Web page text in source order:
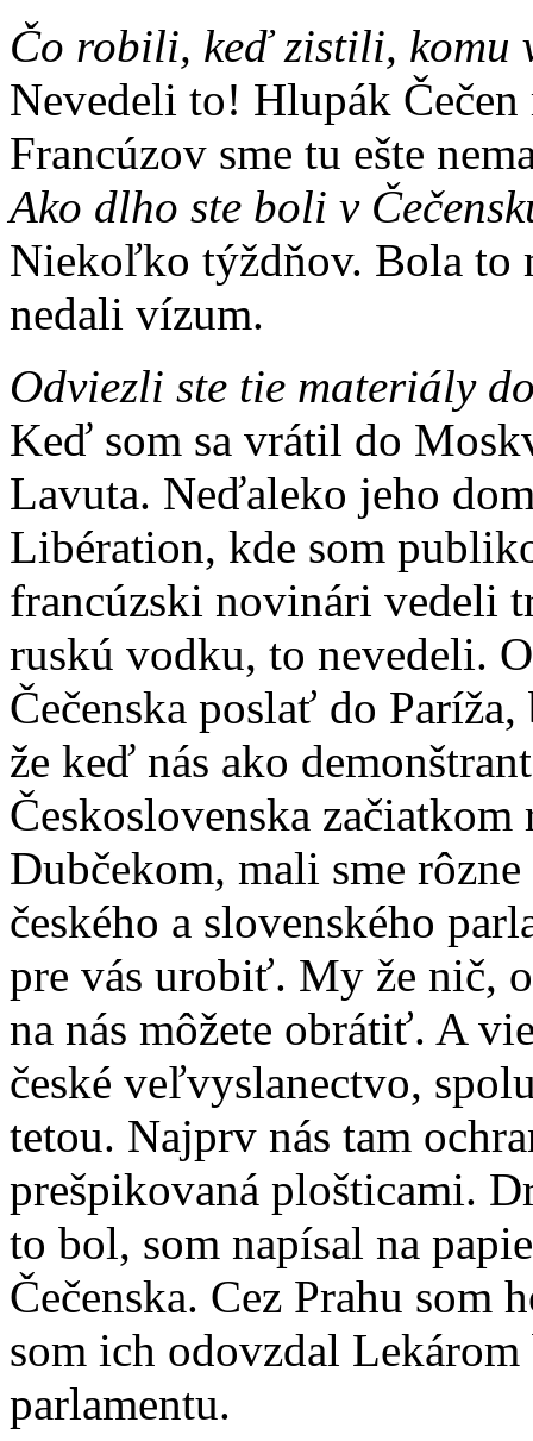
Čo robili, keď zistili, komu
Nevedeli to! Hlupák
Francúzov sme tu ešte
Ako dlho ste boli v
Niekoľko týždňov. Bola to
nedali vízum.
Odviezli ste tie materiály
Keď som sa vrátil do
Lavuta. Neďaleko jeho
Libération, kde som
francúzski novinári vedeli
ruskú vodku, to nevedeli.
Čečenska poslať do
že keď nás ako
Československa
Dubčekom, mali sme
českého a slovenského
pre vás urobiť. My že nič,
na nás môžete obrátiť. A
české veľvyslanectvo,
tetou. Najprv nás tam
prešpikovaná plošticami.
to bol, som napísal na
Čečenska. Cez Prahu som
som ich odovzdal
parlamentu.